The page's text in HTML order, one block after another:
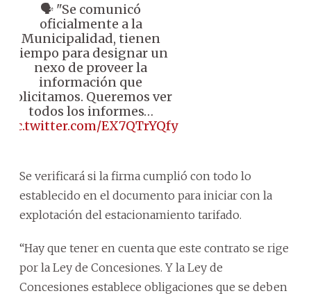
🗣️ "Se comunicó
oficialmente a la
Municipalidad, tienen
tiempo para designar un
nexo de proveer la
información que
solicitamos. Queremos ver
todos los informes…
pic.twitter.com/EX7QTrYQfy
Se verificará si la firma cumplió con todo lo
establecido en el documento para iniciar con la
explotación del estacionamiento tarifado.
“Hay que tener en cuenta que este contrato se rige
por la Ley de Concesiones. Y la Ley de
Concesiones establece obligaciones que se deben